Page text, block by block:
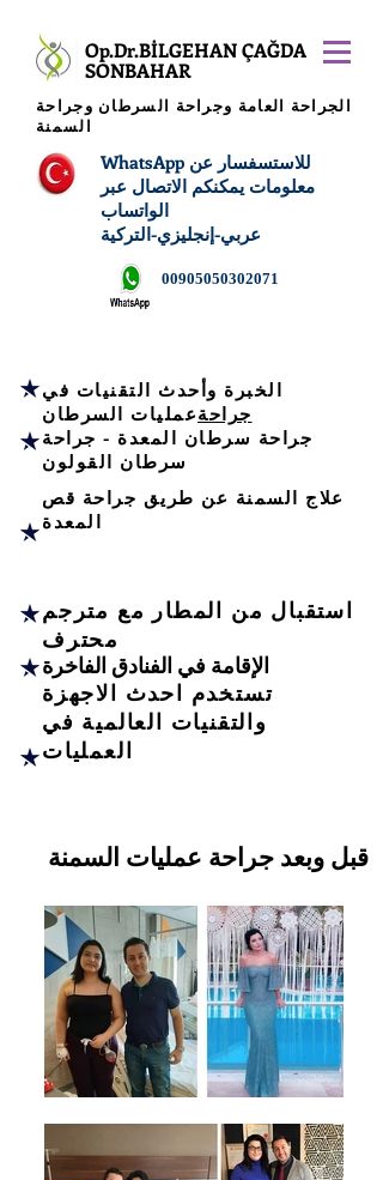
Op.Dr.BİLGEHAN ÇAĞDAŞ
SONBAHAR
الجراحة العامة وجراحة السرطان وجراحة
السمنة
WhatsApp للاستسفسار عن
معلومات يمكنكم الاتصال عبر
الواتساب
00905050302071
الخبرة وأحدث التقنيات في
جراحةعمليات السرطان
جراحة سرطان المعدة - جراحة
سرطان القولون
علاج السمنة عن طريق جراحة قص
المعدة
استقبال من المطار مع مترجم
محترف
الإقامة في الفنادق الفاخرة
تستخدم احدث الاجهزة
والتقنيات العالمية في
العمليات
قبل وبعد جراحة عمليات السمنة